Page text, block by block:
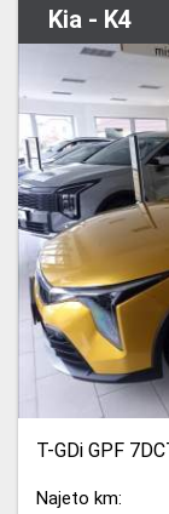
Kia - K4
T-GDi GPF
Najeto km: